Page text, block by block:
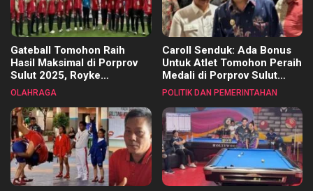
Gateball Tomohon Raih
Hasil Maksimal di Porprov
Sulut 2025, Royke
Tangkawarouw Ucapkan
OLAHRAGA
Caroll Senduk: Ada Bonus
Untuk Atlet Tomohon Peraih
Medali di Porprov Sulut
2025
POLITIK DAN PEMERINTAHAN